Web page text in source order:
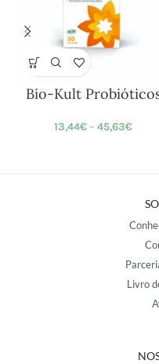
Bio-Kult
13,44€ – 45,63€
Livro